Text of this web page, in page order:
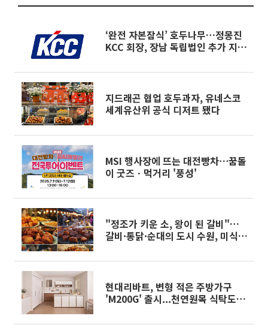
‘완전 자본잠식’ 호두나무…정몽진
KCC 회장, 장남 독립법인 추가 지원
지드래곤 협업 호두과자, 유네스코
세계유산위 공식 디저트 됐다
MSI 행사장에 뜨는 대전빵차⋯꿈돌
이 굿즈ㆍ먹거리 '풍성'
"정조가 키운 소, 왕이 된 갈비"…
갈비·통닭·순대의 도시 수원, 미식
현대리바트, 변형 적은 주방가구
'M200G' 출시...천연원목 식탁도 선